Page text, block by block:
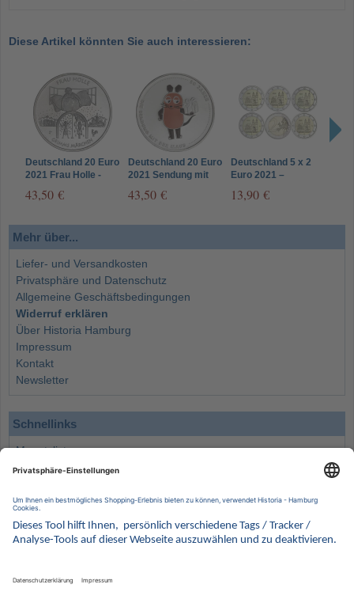
Diese Artikel könnten Sie auch interessieren:
Deutschland 20 Euro
2021 Frau Holle -
43,50 €
Deutschland 20 Euro
2021 Sendung mit
43,50 €
Deutschland 5 x 2
Euro 2021 –
Münzzeichen ADFGJ
13,90 €
Mehr über...
Liefer- und Versandkosten
Privatsphäre und Datenschutz
Allgemeine Geschäftsbedingungen
Widerruf erklären
Über Historia Hamburg
Impressum
Kontakt
Newsletter
Schnellinks
Monatsliste
Angebote
Wissenswertes
Kontakt